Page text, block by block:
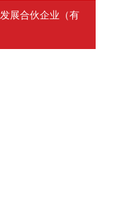
展合伙企业（有